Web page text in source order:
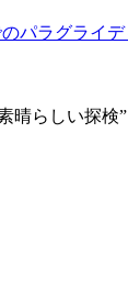
パラグライ
晴らしい探検”